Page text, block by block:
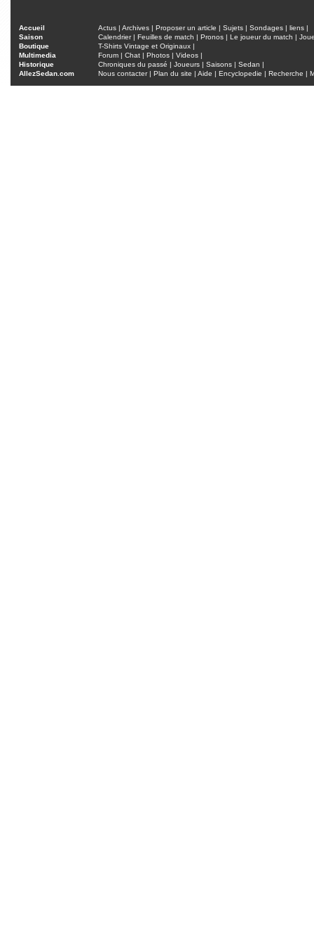
Accueil Actus | Archives | Proposer un article | Sujets | Sondages | liens |
Saison
Calendrier| Feuilles de match | Pronos | Le joueur du match |
Boutique
T-Shirts Vintage et Originaux |
Multimedia
Forum | Chat | Photos | Videos |
Historique
Chroniques du passé | Joueurs | Saisons | Sedan |
AllezSedan.com
Nous contacter| Plan du site | Aide | Encyclopedie | Recherche |